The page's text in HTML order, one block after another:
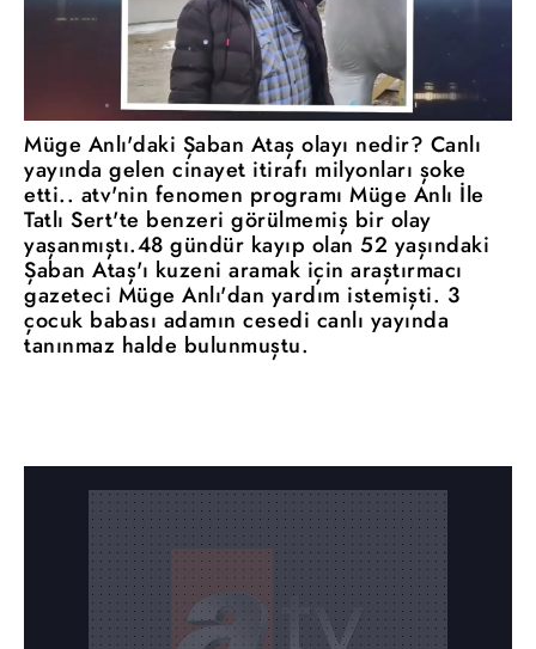
Müge Anlı'daki Şaban Ataş olayı nedir? Canlı
yayında gelen cinayet itirafı milyonları şoke
etti.. atv'nin fenomen programı Müge Anlı İle
Tatlı Sert'te benzeri görülmemiş bir olay
yaşanmıştı.48 gündür kayıp olan 52 yaşındaki
Şaban Ataş'ı kuzeni aramak için araştırmacı
gazeteci Müge Anlı'dan yardım istemişti. 3
çocuk babası adamın cesedi canlı yayında
tanınmaz halde bulunmuştu.